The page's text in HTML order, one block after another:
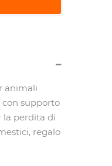
animali
supporto
la perdita di
regalo